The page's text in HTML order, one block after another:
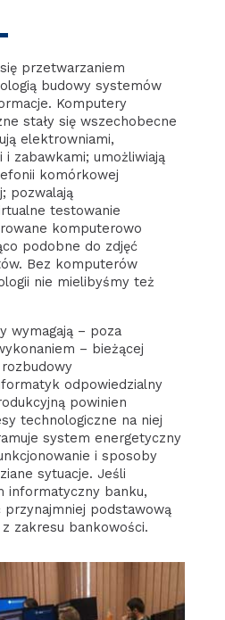
przetwarzaniem
budowy systemów
Komputery
stały się wszechobecne
elektrowniami,
zabawkami; umożliwiają
komórkowej
pozwalają
testowanie
komputerowo
podobne do zdjęć
Bez komputerów
nie mielibyśmy też
wymagają – poza
– bieżącej
odpowiedzialny
powinien
technologiczne na niej
system energetyczny
i sposoby
sytuacje. Jeśli
informatyczny banku,
podstawową
zakresu bankowości.